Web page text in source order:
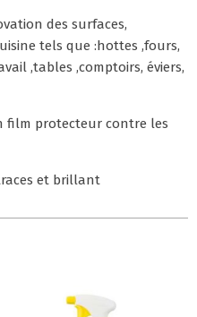
des surfaces,
tels que :hottes ,fours,
,tables ,comptoirs, éviers,
film protecteur contre les
et brillant